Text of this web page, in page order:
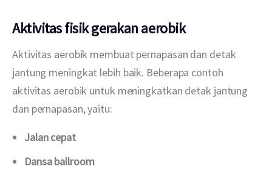
Aktivitas fisik gerakan aerobik
Aktivitas aerobik membuat pernapasan dan detak
jantung meningkat lebih baik. Beberapa contoh
aktivitas aerobik untuk meningkatkan detak jantung
dan pernapasan, yaitu:
Jalan cepat
Dansa ballroom